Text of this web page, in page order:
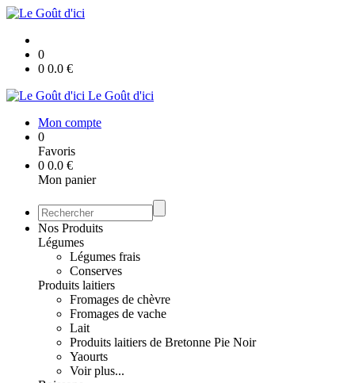
0
0 0.0 €
Le Goût d'ici
Mon compte
0
Favoris
0 0.0 €
Mon panier
Nos Produits
Légumes
Légumes frais
Conserves
Produits laitiers
Fromages de chèvre
Fromages de vache
Lait
Produits laitiers de Bretonne Pie Noir
Yaourts
Voir plus...